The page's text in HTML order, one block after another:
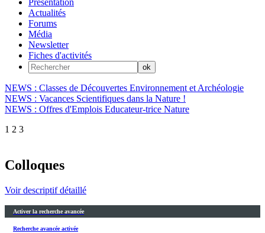
Présentation
Actualités
Forums
Média
Newsletter
Fiches d'activités
NEWS : Classes de Découvertes Environnement et Archéologie
NEWS : Vacances Scientifiques dans la Nature !
NEWS : Offres d'Emplois Educateur-trice Nature
1 2 3
Colloques
Voir descriptif détaillé
Activer la recherche avancée
Recherche avancée activée